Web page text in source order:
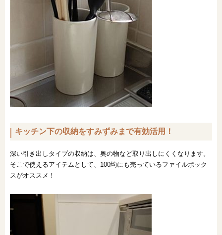
キッチン下の収納をすみずみまで有効活用！
深い引き出しタイプの収納は、奥の物など取り出しにくくなります。
そこで使えるアイテムとして、100均にも売っているファイルボック
スがオススメ！